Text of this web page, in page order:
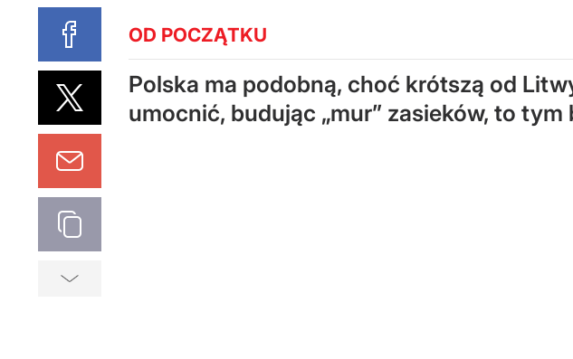
OD POCZĄTKU
Polska ma podobną, choć krótszą od
umocnić, budując „mur” zasieków, to